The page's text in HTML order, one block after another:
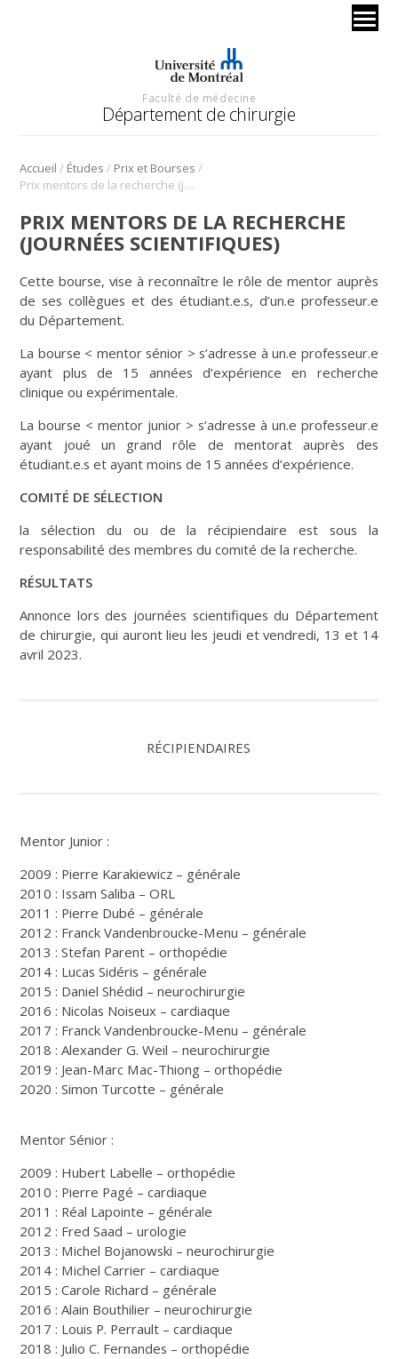
Faculté de médecine
Département de chirurgie
Accueil / Études / Prix et Bourses /
Prix mentors de la recherche (journées scientifiques)
PRIX MENTORS DE LA RECHERCHE
(JOURNÉES SCIENTIFIQUES)
Cette bourse, vise à reconnaître le rôle de mentor auprès
de ses collègues et des étudiant.e.s, d’un.e professeur.e
du Département.
La bourse < mentor sénior > s’adresse à un.e professeur.e
ayant plus de 15 années d’expérience en recherche
clinique ou expérimentale.
La bourse < mentor junior > s’adresse à un.e professeur.e
ayant joué un grand rôle de mentorat auprès des
étudiant.e.s et ayant moins de 15 années d’expérience.
COMITÉ DE SÉLECTION
la sélection du ou de la récipiendaire est sous la
responsabilité des membres du comité de la recherche.
RÉSULTATS
Annonce lors des journées scientifiques du Département
de chirurgie, qui auront lieu les jeudi et vendredi, 13 et 14
avril 2023.
RÉCIPIENDAIRES
Mentor Junior :
2009 : Pierre Karakiewicz – générale
2010 : Issam Saliba – ORL
2011 : Pierre Dubé – générale
2012 : Franck Vandenbroucke-Menu – générale
2013 : Stefan Parent – orthopédie
2014 : Lucas Sidéris – générale
2015 : Daniel Shédid – neurochirurgie
2016 : Nicolas Noiseux – cardiaque
2017 : Franck Vandenbroucke-Menu – générale
2018 : Alexander G. Weil – neurochirurgie
2019 : Jean-Marc Mac-Thiong – orthopédie
2020 : Simon Turcotte – générale
Mentor Sénior :
2009 : Hubert Labelle – orthopédie
2010 : Pierre Pagé – cardiaque
2011 : Réal Lapointe – générale
2012 : Fred Saad – urologie
2013 : Michel Bojanowski – neurochirurgie
2014 : Michel Carrier – cardiaque
2015 : Carole Richard – générale
2016 : Alain Bouthilier – neurochirurgie
2017 : Louis P. Perrault – cardiaque
2018 : Julio C. Fernandes – orthopédie